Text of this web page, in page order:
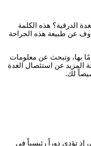
الدرقية؟ هذه الكلمة
عن طبيعة هذه الجراحة
بها، وتبحث عن معلومات
المزيد عن
استئصال الغدة
لك.
إذ تؤدي دوراً رئيسياً في